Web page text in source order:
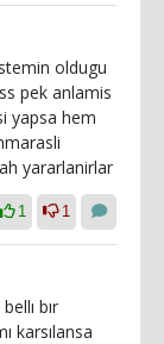
oldugu
pek anlamis
yapsa hem
yararlanirlar
1 1
bır
karsılansa